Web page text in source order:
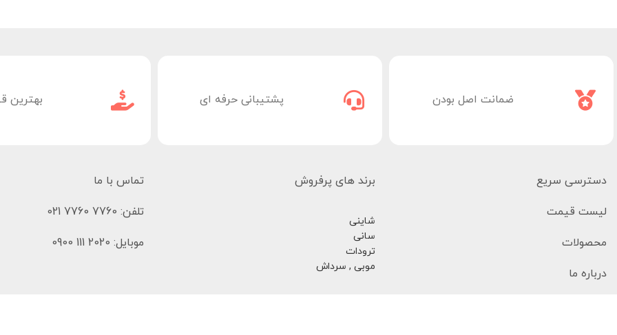
بهترین پشتیبانی حرفه ای ضمانت اصل بودن
تماس با ما
تلفن: 7760 7760 021
موبایل: 2020 111 0900
برند های پرفروش
شاینی
سانی
ترودات
موبی , سرداش
دسترسی سریع
لیست قیمت
محصولات
درباره ما